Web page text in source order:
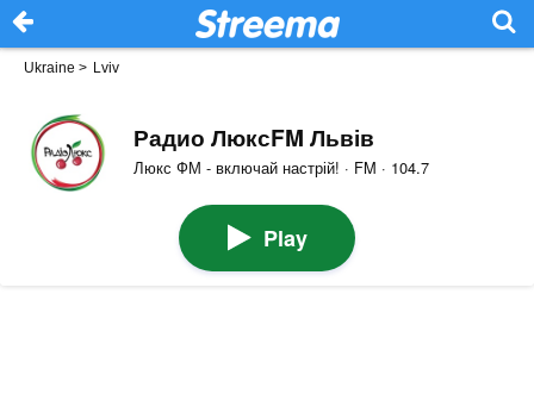
Ukraine > Lviv
Радио ЛюксFM Львів
Люкс ФМ - включай настрій! · FM · 104.7
Play